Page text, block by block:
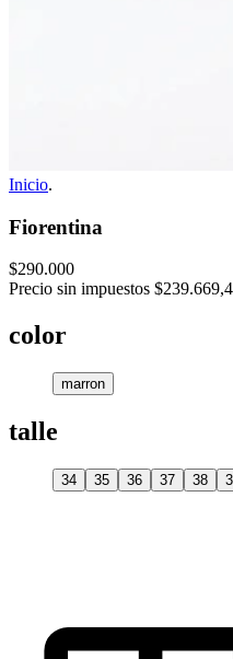
Inicio.
Fiorentina
$290.000
Precio sin impuestos
color
marron
talle
34 35 36 37 38